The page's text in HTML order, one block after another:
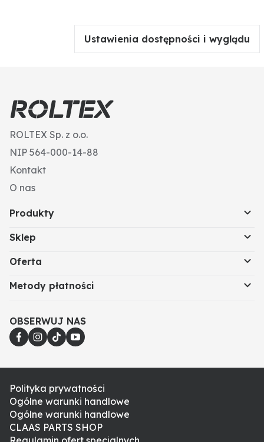
Ustawienia dostępności i wyglądu
ROLTEX Sp. z o.o.
NIP 564-000-14-88
Kontakt
O nas
Produkty
Sklep
Oferta
Metody płatności
OBSERWUJ NAS
Polityka prywatności
Ogólne warunki handlowe
Ogólne warunki handlowe
CLAAS PARTS SHOP